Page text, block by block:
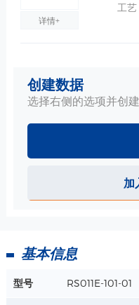
详情+
工
详情+
用
创建数据
选择右侧的选项并创
加
基本信息
型号 RS011E-101-01